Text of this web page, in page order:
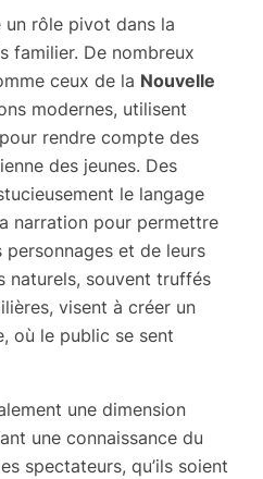
un rôle pivot dans la
familier. De nombreux
ceux de la Nouvelle
modernes, utilisent
rendre compte des
des jeunes. Des
le langage
narration pour permettre
personnages et de leurs
naturels, souvent truffés
visent à créer un
où le public se sent
une dimension
une connaissance du
spectateurs, qu’ils soient